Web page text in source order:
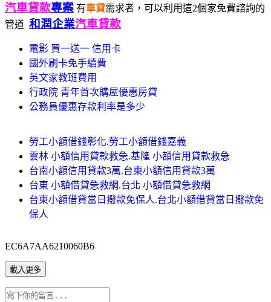
汽車貸款專案 有車貸需求者，可以利用這2個家免費諮詢的
管道 和潤企業汽車貸款
電影 買一送一 信用卡
國外刷卡免手續費
英文家教班費用
行政院 青年首次購屋優惠房貸
公務員優惠存款利率是多少
勞工小額借錢彰化.勞工小額借錢嘉義
雲林 小額信用貸款救急.基隆 小額信用貸款救急
台南小額信用貸款3萬.台東小額信用貸款3萬
台東 小額借貸急救網.台北 小額借貸急救網
台東小額借貸當日撥款免保人.台北小額借貸當日撥款免
保人
EC6A7AA6210060B6
載入更多